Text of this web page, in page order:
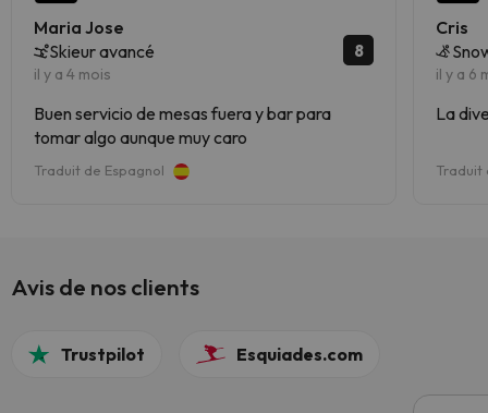
Maria Jose
Skieur avancé
il y a 4 mois
8
Buen servicio de mesas fuera y bar para
tomar algo aunque muy caro
Traduit de Espagnol
Cris
il y a 6
La
Traduit
Avis de nos clients
Trustpilot Esquiades.com